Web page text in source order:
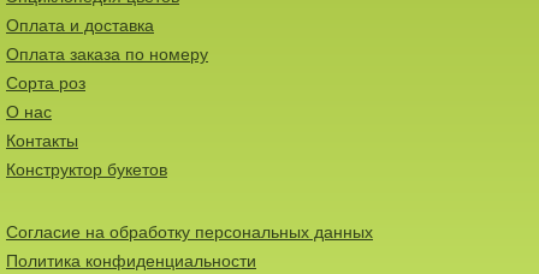
Оплата и доставка
Оплата заказа по номеру
Сорта роз
О нас
Контакты
Конструктор букетов
Согласие на обработку персональных данных
Политика конфиденциальности